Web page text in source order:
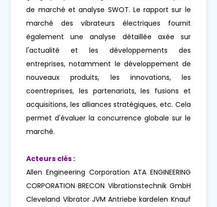
de marché et analyse SWOT. Le rapport sur le
marché des vibrateurs électriques fournit
également une analyse détaillée axée sur
l'actualité et les développements des
entreprises, notamment le développement de
nouveaux produits, les innovations, les
coentreprises, les partenariats, les fusions et
acquisitions, les alliances stratégiques, etc. Cela
permet d'évaluer la concurrence globale sur le
marché.
Acteurs clés :
Allen Engineering Corporation ATA ENGINEERING
CORPORATION BRECON Vibrationstechnik GmbH
Cleveland Vibrator JVM Antriebe kardelen Knauf